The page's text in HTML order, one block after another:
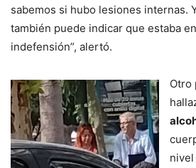
sabemos si hubo lesiones internas.
también puede indicar que estaba
indefensión”, alertó.
Otro